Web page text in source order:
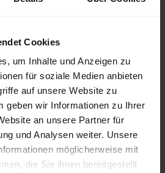
Cookies
um Inhalte und Anzeigen zu
für soziale Medien anbieten
auf unsere Website zu
geben wir Informationen zu Ihrer
an unsere Partner für
und Analysen weiter. Unsere
möglicherweise mit
die Sie ihnen bereitgestellt
Sackware
Januar
Mai
2026
für Holzpellets in Deutschland
auf unserer
Pelletspreise -Seite